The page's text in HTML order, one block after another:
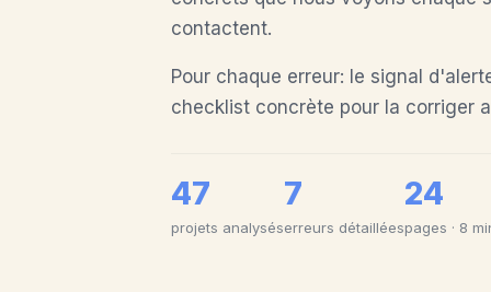
contactent.
Pour chaque erreur: le signal
checklist concrète pour la corriger
47
projets analysés
7
erreurs détaillées
24
pages · 8